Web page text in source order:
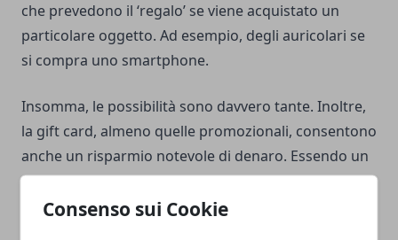
Consenso sui Cookie
che prevedono il ‘regalo’ se viene acquistato un
particolare oggetto. Ad esempio, degli auricolari se
si compra uno smartphone.
Insomma, le possibilità sono davvero tante. Inoltre,
la gift card, almeno quelle promozionali, consentono
anche un risparmio notevole di denaro. Essendo un
mercato che sta andando per la maggiore, diversi
portali si stanno attrezzando per proporre soluzioni